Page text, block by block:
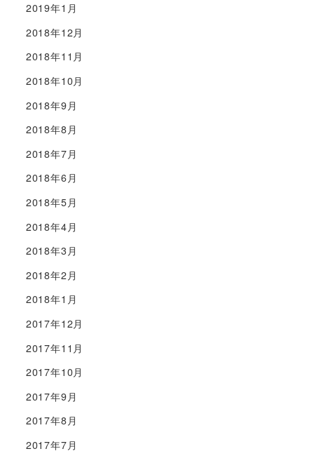
2019年1月
2018年12月
2018年11月
2018年10月
2018年9月
2018年8月
2018年7月
2018年6月
2018年5月
2018年4月
2018年3月
2018年2月
2018年1月
2017年12月
2017年11月
2017年10月
2017年9月
2017年8月
2017年7月